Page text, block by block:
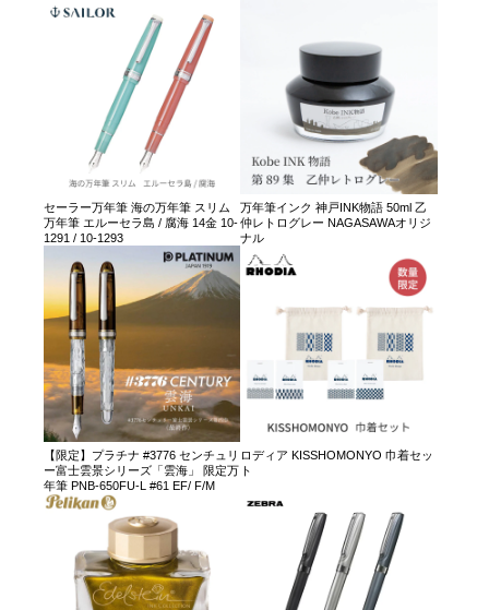
セーラー万年筆 海の万年筆 スリム
万年筆 エルーセラ島 / 腐海 14金 10-
1291 / 10-1293
万年筆インク 神戸INK物語 50ml 乙
仲レトログレー NAGASAWAオリジ
ナル
【限定】プラチナ #3776 センチュリ
ー富士雲景シリーズ「雲海」 限定万
年筆 PNB-650FU-L #61 EF/ F/M
ロディア KISSHOMONYO 巾着セッ
ト